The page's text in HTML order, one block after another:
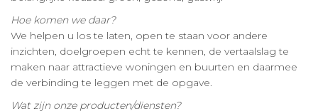
Hoe komen we daar?
We helpen u los te laten, open te staan voor andere
inzichten, doelgroepen echt te kennen, de vertaalslag te
maken naar attractieve woningen en buurten en daarmee
de verbinding te leggen met de opgave.
Wat zijn onze producten/diensten?